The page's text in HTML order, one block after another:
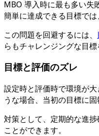
MBO 導入時に最も多い失
簡単に達成できる目標では
この問題を回避するには、
らもチャレンジングな目標
目標と評価のズレ
設定時と評価時で環境が
うな場合、当初の目標に
対策として、定期的な進
ことができます。